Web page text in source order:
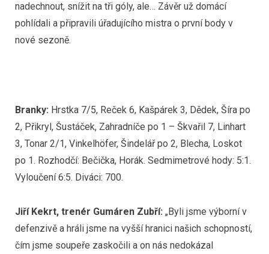
nadechnout, snížit na tři góly, ale… Závěr už domácí
pohlídali a připravili úřadujícího mistra o první body v
nové sezoně.
Branky: Hrstka 7/5, Reček 6, Kašpárek 3, Dědek, Šíra po
2, Přikryl, Šustáček, Zahradníče po 1 – Škvařil 7, Linhart
3, Tonar 2/1, Vinkelhöfer, Šindelář po 2, Blecha, Loskot
po 1. Rozhodčí: Bečička, Horák. Sedmimetrové hody: 5:1.
Vyloučení 6:5. Diváci: 700.
Jiří Kekrt, trenér Gumáren Zubří: „Byli jsme výborní v
defenzivě a hráli jsme na vyšší hranici našich schopností,
čím jsme soupeře zaskočili a on nás nedokázal